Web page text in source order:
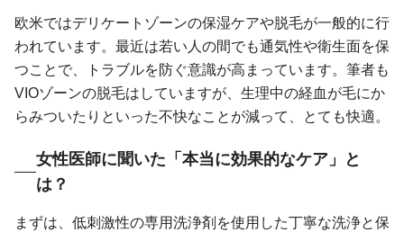
欧米ではデリケートゾーンの保湿ケアや脱毛が一般的に行
われています。最近は若い人の間でも通気性や衛生面を保
つことで、トラブルを防ぐ意識が高まっています。筆者も
VIOゾーンの脱毛はしていますが、生理中の経血が毛にか
らみついたりといった不快なことが減って、とても快適。
女性医師に聞いた「本当に効果的なケア」と
は？
まずは、低刺激性の専用洗浄剤を使用した丁寧な洗浄と保